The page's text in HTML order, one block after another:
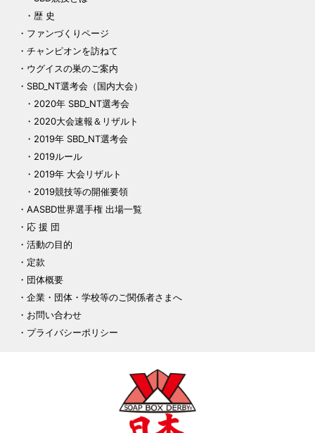
歴 史
ファンづくりページ
チャンピオンを訪ねて
ウグイスの巣のご案内
SBD_NT選考会（国内大会）
2020年 SBD_NT選考会
2020大会速報＆リザルト
2019年 SBD_NT選考会
2019ルール
2019年 大会リザルト
2019競技等の開催要領
AASBD世界選手権 出場一覧
応 援 団
活動の目的
定款
団体概要
企業・団体・学校等のご関係者さまへ
お問い合わせ
プライバシーポリシー